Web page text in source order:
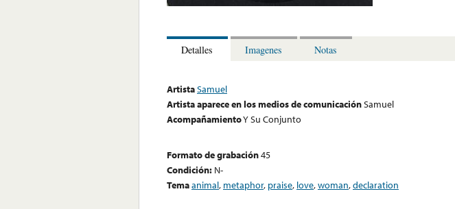
Detalles Imagenes Notas
ArtistaSamuel
Artista aparece en los medios de comunicaciónSamuel
AcompañamientoY Su Conjunto
Formato de grabación45
Condición: N-
Temaanimal, metaphor, praise, love,woman,declaration